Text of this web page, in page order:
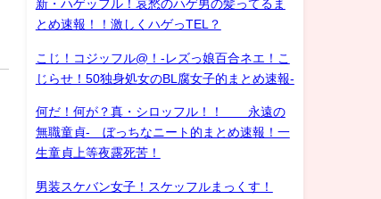
新・ハゲッフル！哀愁のハゲ男の髪ってるま
とめ速報！！激しくハゲっTEL？
こじ！コジッフル@！-レズっ娘百合ネエ！こ
じらせ！50独身処女のBL腐女子的まとめ速報-
何だ！何が？真・シロッフル！！ 永遠の
無職童貞- ぼっちなニート的まとめ速報！一
生童貞上等夜露死苦！
男装スケバン女子！スケッフルまっくす！